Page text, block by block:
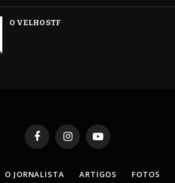
O VELHO STF
FacebookInstagramYouTube
O JORNALISTA ARTIGOS FOTOS